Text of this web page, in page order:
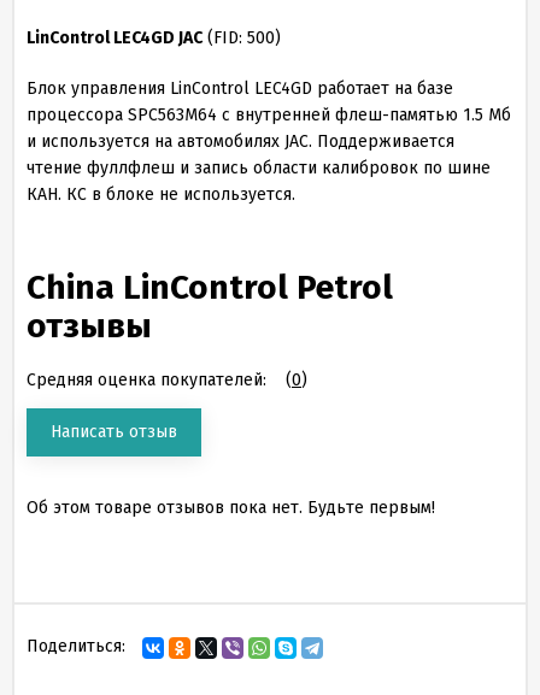
LinControl LEC4GD JAC(FID: 500)
Блок управления LinControl LEC4GD работает на базе
процессора SPC563M64 с внутренней флеш-памятью 1.5 Мб
и используется на автомобилях JAC. Поддерживается
чтение фуллфлеш и запись области калибровок по шине
КАН. КС в блоке не используется.
China LinControl Petrol
отзывы
Средняя оценка покупателей: (0)
Написать отзыв
Об этом товаре отзывов пока нет. Будьте первым!
Поделиться: